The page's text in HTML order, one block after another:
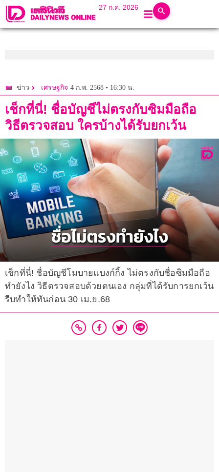
27 ก.ค. 2026
ข่าว เศรษฐกิจ 4 ก.พ. 2568 • 16:30 น.
เช็กที่นี่! ชื่อบัญชีไม่ตรงกับซิมมือถือ
วิธีตรวจสอบ ใครบ้างได้รับยกเว้น
เช็กที่นี่! ชื่อบัญชีโมบายแบงก์กิ้ง ไม่ตรงกับชื่อซิมมือถือ
ทำยังไง วิธีตรวจสอบด้วยตนเอง กลุ่มที่ได้รับการยกเว้น
รีบทำให้ทันก่อน 30 เม.ย.68